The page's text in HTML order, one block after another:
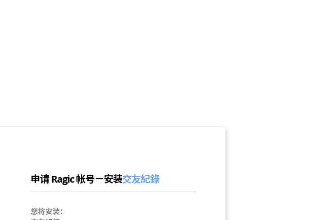
申请 Ragic 帐号－安装交友紀錄
您将安装：